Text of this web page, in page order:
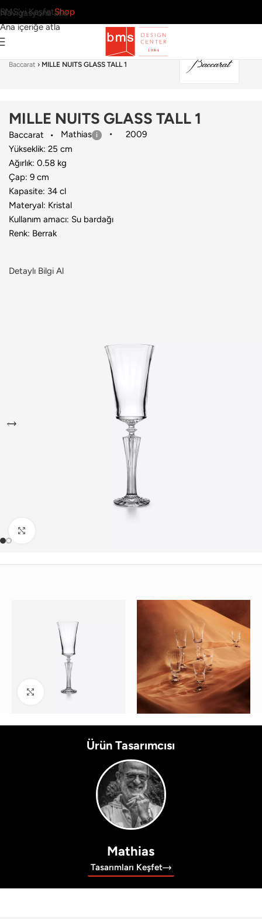
Navigasyona atla
Ana içeriğe atla
BMS’yi KeşfetShop
Bardak & Bardak Seti›
Baccarat › MILLE NUITS GLASS TALL 1
MILLE NUITS GLASS TALL 1
Baccarat Mathias
2009
Yükseklik: 25 cm
Ağırlık: 0.58 kg
Çap: 9 cm
Kapasite: 34 cl
Materyal: Kristal
Kullanım amacı: Su bardağı
Renk: Berrak
Detaylı Bilgi Al
Büyütmek için tıklayın
Ürün Tasarımcısı
Mathias
Tasarımları Keşfet